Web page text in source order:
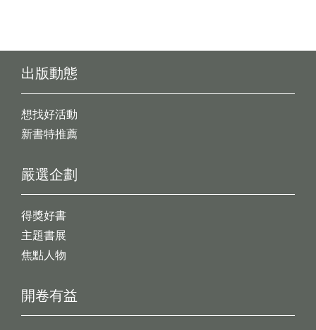
出版動態
想找好活動
新書特推薦
開卷有益
嚴選企劃
得獎好書
主題書展
焦點人物